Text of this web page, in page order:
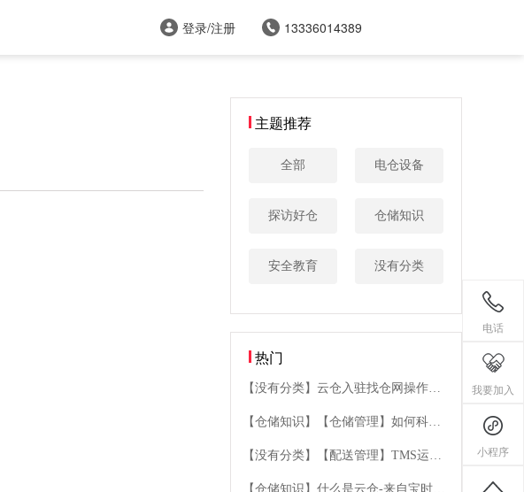
登录/注册 13336014389
电话
我要加入
小程序
主题推荐
全部 电仓设备
探访好仓 仓储知识
安全教育 没有分类
热门
【没有分类】云仓入驻找仓网操作步
【仓储知识】【仓储管理】如何科学
【没有分类】【配送管理】TMS运输
【仓储知识】什么是云仓-来自宝时云